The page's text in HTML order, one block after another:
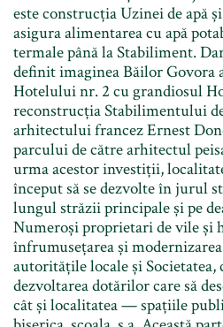
este construcția Uzinei de apă
asigura alimentarea cu apă
termale până la Stabiliment.
definit imaginea Băilor Govora
Hotelului nr. 2 cu grandiosul
reconstrucția Stabilimentului
arhitectului francez Ernest
parcului de către arhitectul
urma acestor investiții,
început să se dezvolte în jurul
lungul străzii principale și pe
Numeroși proprietari de vile
înfrumusețarea și
autoritățile locale și
dezvoltarea dotărilor care să
cât și localitatea — spațiile